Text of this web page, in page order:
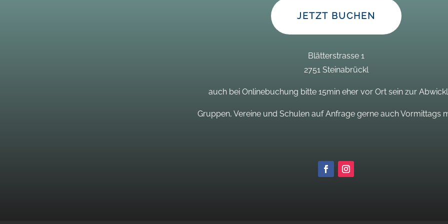
JETZT BUCHEN
Blätterstrasse 1
2751 Steinabrückl
auch bei Onlinebuchung bitte 15min eher vor Ort sein zur
Gruppen, Vereine und Schulen auf Anfrage gerne auch Vormittags